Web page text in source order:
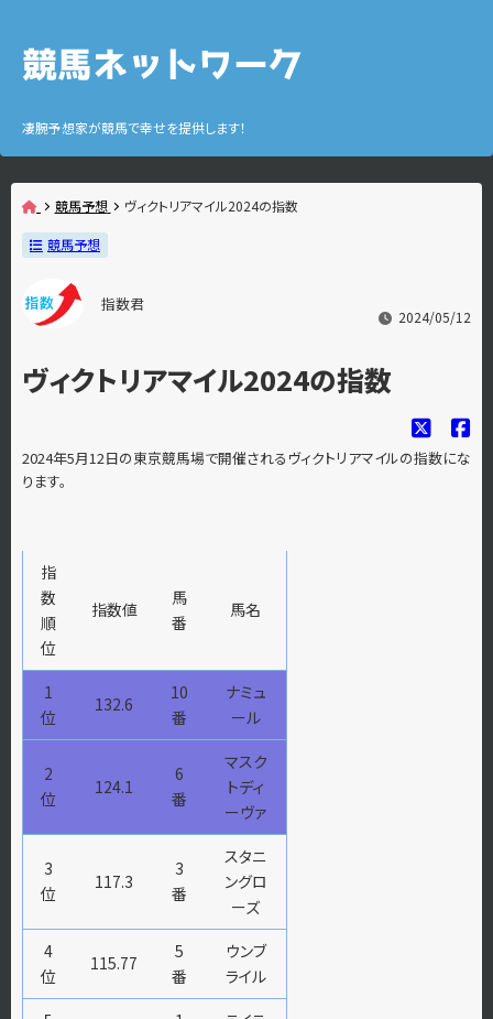
凄腕予想家が競馬で幸せを提供します！
競馬予想 ヴィクトリアマイル2024の指数
競馬予想
指数君
2024/05/12
ヴィクトリアマイル2024の指数
2024年5月12日の東京競馬場で開催されるヴィクトリアマイルの指数にな
ります。
指
数
順
位
指数値
馬
番
馬名
1
位
132.6
10
番
ナミュ
ール
2
位
124.1
6
番
マスク
トディ
ーヴァ
3
位
117.3
3
番
スタニ
ングロ
ーズ
4
位
115.77
5
番
ウンブ
ライル